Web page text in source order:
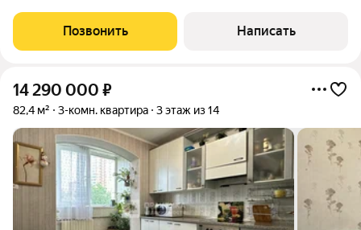
комнатная Европоланировка Квартира площадью 72 кв.м.
Жилая площадь 47 кв.м. Кухня +зал -
Позвонить Написать
14 290 000 ₽
82,4 м² 3-комн. квартира 3 этаж из 14